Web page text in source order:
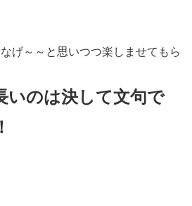
げ～～と思いつつ楽しませてもら
いのは決して文句で